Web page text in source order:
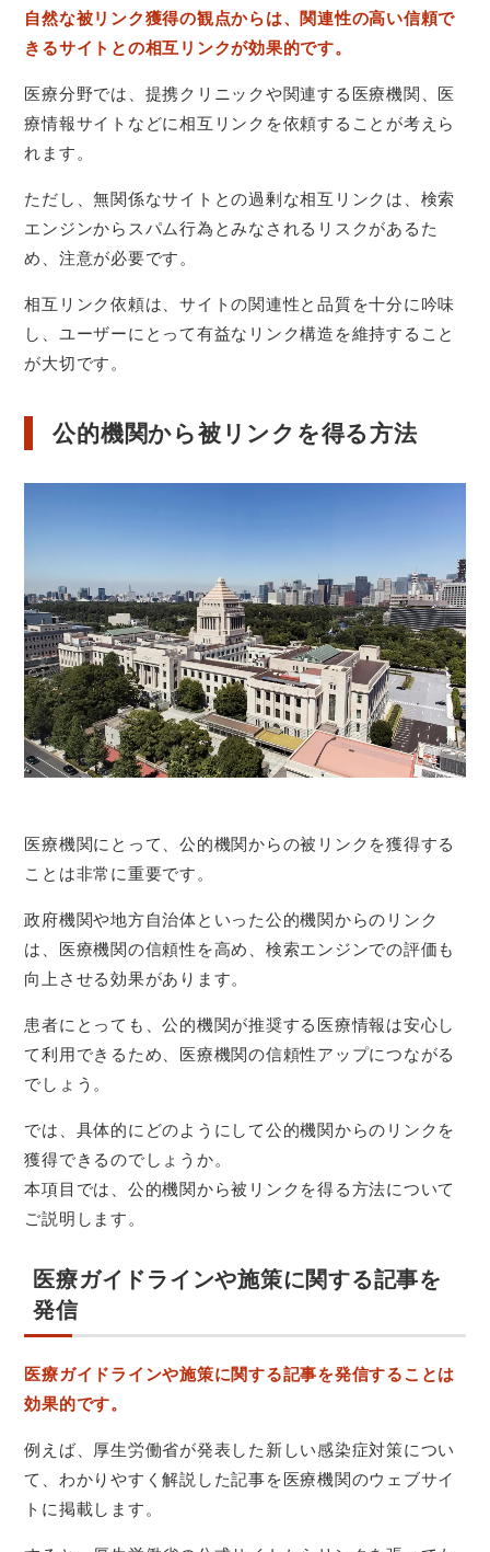
自然な被リンク獲得の観点からは、関連性の高い信頼で
きるサイトとの相互リンクが効果的です。
医療分野では、提携クリニックや関連する医療機関、医
療情報サイトなどに相互リンクを依頼することが考えら
れます。
ただし、無関係なサイトとの過剰な相互リンクは、検索
エンジンからスパム行為とみなされるリスクがあるた
め、注意が必要です。
相互リンク依頼は、サイトの関連性と品質を十分に吟味
し、ユーザーにとって有益なリンク構造を維持すること
が大切です。
公的機関から被リンクを得る方法
医療機関にとって、公的機関からの被リンクを獲得する
ことは非常に重要です。
政府機関や地方自治体といった公的機関からのリンク
は、医療機関の信頼性を高め、検索エンジンでの評価も
向上させる効果があります。
患者にとっても、公的機関が推奨する医療情報は安心し
て利用できるため、医療機関の信頼性アップにつながる
でしょう。
では、具体的にどのようにして公的機関からのリンクを
獲得できるのでしょうか。
本項目では、公的機関から被リンクを得る方法について
ご説明します。
医療ガイドラインや施策に関する記事を
発信
医療ガイドラインや施策に関する記事を発信することは
効果的です。
例えば、厚生労働省が発表した新しい感染症対策につい
て、わかりやすく解説した記事を医療機関のウェブサイ
トに掲載します。